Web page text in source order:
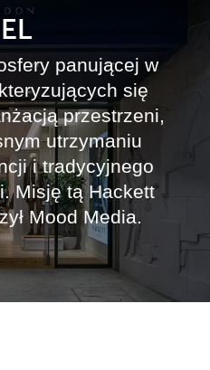
panującej w
się
przestrzeni,
utrzymaniu
i tradycyjnego
Misję tą Hackett
Mood Media.